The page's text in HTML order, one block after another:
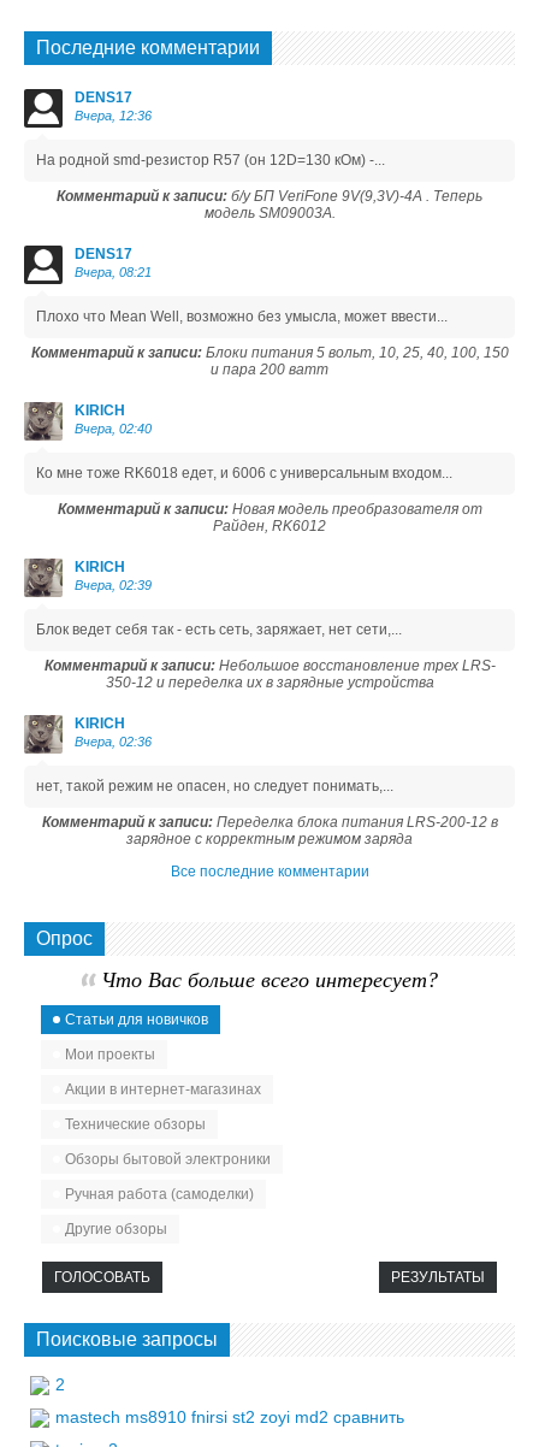
Последние комментарии
DENS17
Вчера, 12:36
На родной smd-резистор R57 (он 12D=130 кОм) -...
Комментарий к записи: б/у БП VeriFone 9V(9,3V)-4A . Теперь
модель SM09003A.
DENS17
Вчера, 08:21
Плохо что Mean Well, возможно без умысла, может ввести...
Комментарий к записи:Блоки питания 5 вольт, 10, 25, 40, 100, 150
и пара 200 ватт
KIRICH
Вчера, 02:40
Ко мне тоже RK6018 едет, и 6006 с универсальным входом...
Комментарий к записи:Новая модель преобразователя от
Райден, RK6012
KIRICH
Вчера, 02:39
Блок ведет себя так - есть сеть, заряжает, нет сети,...
Комментарий к записи:Небольшое восстановление трех LRS-
350-12 и переделка их в зарядные устройства
KIRICH
Вчера, 02:36
нет, такой режим не опасен, но следует понимать,...
Комментарий к записи:Переделка блока питания LRS-200-12 в
зарядное с корректным режимом заряда
Все последние комментарии
Опрос
Что Вас больше всего интересует?
Статьи для новичков
Мои проекты
Акции в интернет-магазинах
Технические обзоры
Обзоры бытовой электроники
Ручная работа (самоделки)
Другие обзоры
ГОЛОСОВАТЬ РЕЗУЛЬТАТЫ
Поисковые запросы
2
mastech ms8910 fnirsi st2 zoyi md2 сравнить